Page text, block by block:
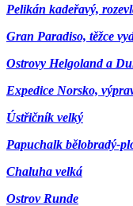
Pelikán kadeřavý,
Gran Paradiso, těžce
Ostrovy Helgoland a
Expedice Norsko,
Ústřičník velký
Papuchalk bělobradý-
Chaluha velká
Ostrov Runde